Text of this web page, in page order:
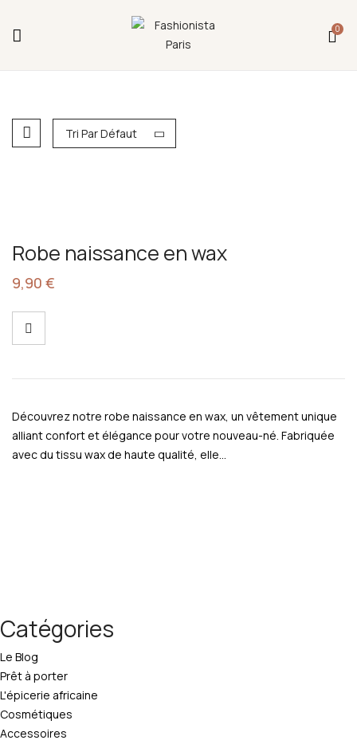
0
Tri Par Défaut
Robe naissance en wax
9,90 €
Découvrez notre robe naissance en wax, un vêtement unique
alliant confort et élégance pour votre nouveau-né. Fabriquée
avec du tissu wax de haute qualité, elle…
Catégories
Le Blog
Prêt à porter
L'épicerie africaine
Cosmétiques
Accessoires
Fermeture annuelle du 17 juillet 16h au 12 août.
L'ajout au panier est indisponible et aucune
commande ni remise en main propre ne sera